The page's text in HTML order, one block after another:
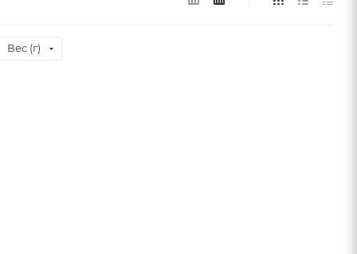
Вес (г)